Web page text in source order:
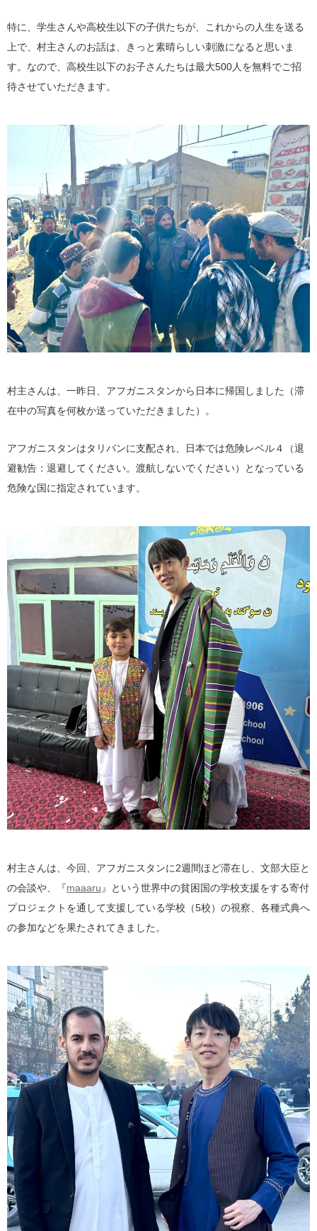
特に、学生さんや高校生以下の子供たちが、これからの人生を送る
上で、村主さんのお話は、きっと素晴らしい刺激になると思いま
す。なので、高校生以下のお子さんたちは最大500人を無料でご招
待させていただきます。
村主さんは、一昨日、アフガニスタンから日本に帰国しました（滞
在中の写真を何枚か送っていただきました）。
アフガニスタンはタリバンに支配され、日本では危険レベル４（退
避勧告：退避してください。渡航しないでください）となっている
危険な国に指定されています。
村主さんは、今回、アフガニスタンに2週間ほど滞在し、文部大臣と
の会談や、『maaaru 』という世界中の貧困国の学校支援をする寄付
プロジェクトを通して支援している学校（5校）の視察、各種式典へ
の参加などを果たされてきました。